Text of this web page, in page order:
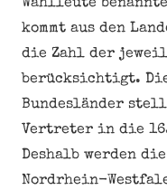
Wahlleute
kommt aus den
die Zahl der
berücksichtigt.
Bundesländer
Vertreter in die 16.
Deshalb werden
Nordrhein-